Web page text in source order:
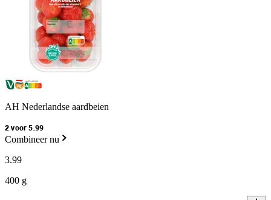
AH Nederlandse aardbeien
2 voor 5.99
Combineer nu
3.99
400 g